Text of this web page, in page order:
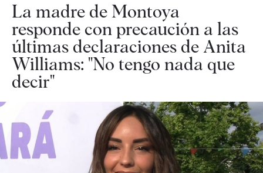
La madre de Montoya
responde con precaución a las
últimas declaraciones de Anita
Williams: "No tengo nada que
decir"